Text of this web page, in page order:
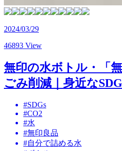
2024/03/29
46893 View
無印の水ボトル・「
ごみ削減｜身近な
#SDGs
#CO2
#水
#無印良品
#自分で詰める水